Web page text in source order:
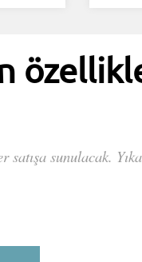
satışa sunulacak.